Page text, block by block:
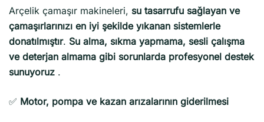
Arçelik çamaşır makineleri, su tasarrufu sağlayan ve
çamaşırlarınızı en iyi şekilde yıkanan sistemlerle
donatılmıştır. Su alma, sıkma yapmama, sesli çalışma
ve deterjan almama gibi sorunlarda profesyonel destek
sunuyoruz .
✅ Motor, pompa ve kazan arızalarının giderilmesi